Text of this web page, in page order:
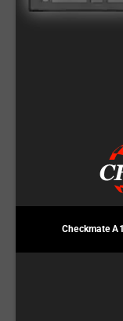
Checkmate